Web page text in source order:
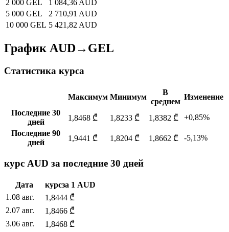
2 000 GEL
1 084,36 AUD
5 000 GEL
2 710,91 AUD
10 000 GEL 5 421,82 AUD
График AUD→GEL
Статистика курса
Максимум Минимум
В
среднем
Изменение
Последние 30
дней
1,8468 ₾ 1,8233 ₾ 1,8382 ₾
+0,85%
Последние 90
дней
1,9441 ₾ 1,8204 ₾ 1,8662 ₾ -5,13%
курс AUD за последние 30 дней
Дата курсза 1 AUD
1 .08 авг. 1,8444 ₾
2.07 авг. 1,8466 ₾
3.06 авг. 1,8468 ₾